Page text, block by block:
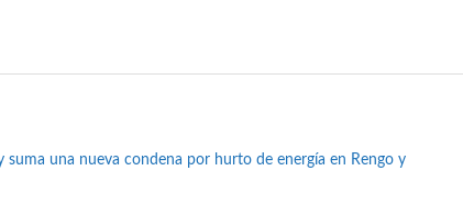
suma una nueva condena por hurto de energía en Rengo y